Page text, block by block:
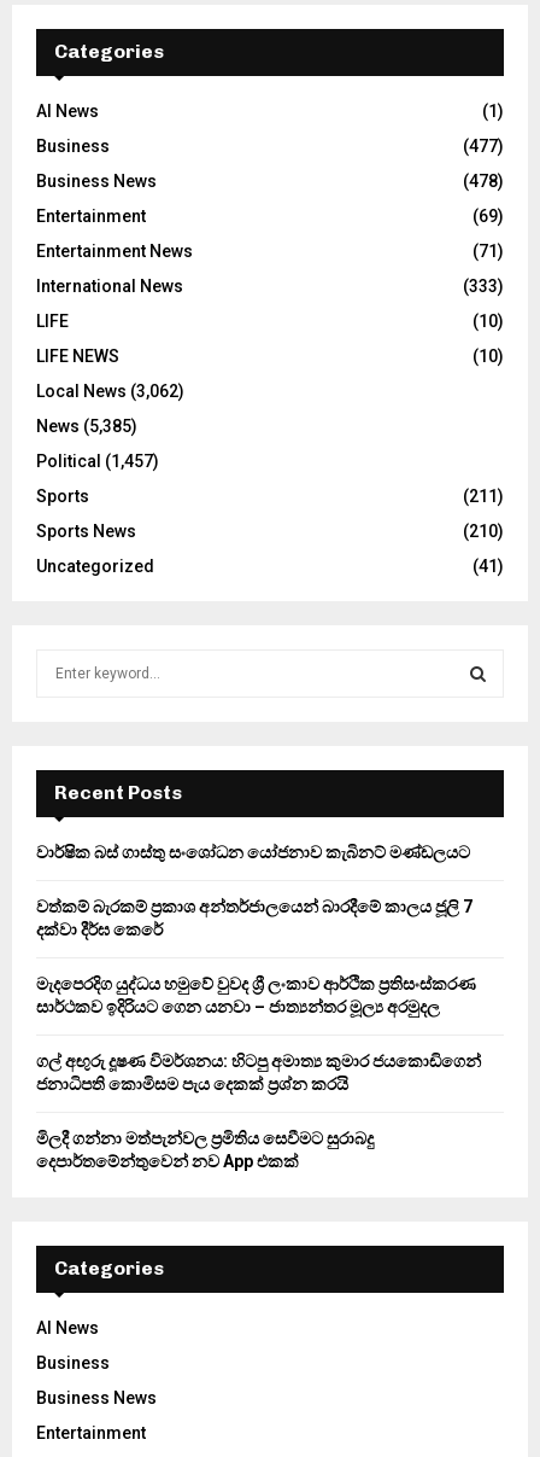
Categories
AI News
(1)
Business
(477)
Business News
(478)
Entertainment
(69)
Entertainment News
(71)
International News
(333)
LIFE
(10)
LIFE NEWS
(10)
Local News (3,062)
News (5,385)
Political (1,457)
Sports
(211)
Sports News
(210)
Uncategorized
(41)
f
r
E
A
Recent Posts
වාර්ෂික බස් ගාස්තු සංශෝධන යෝජනාව කැබිනට් මණ්ඩලයට
වත්කම් බැරකම් ප්‍රකාශ අන්තර්ජාලයෙන් බාරදීමේ කාලය ජූලි 7
දක්වා දීර්ඝ කෙරේ
මැදපෙරදිග යුද්ධය හමුවේ වුවද ශ්‍රී ලංකාව ආර්ථික ප්‍රතිසංස්කරණ
සාර්ථකව ඉදිරියට ගෙන යනවා – ජාත්‍යන්තර මූල්‍ය අරමුදල
ගල් අඟුරු දූෂණ විමර්ශනය: හිටපු අමාත්‍ය කුමාර ජයකොඩිගෙන්
ජනාධිපති කොමිසම පැය දෙකක් ප්‍රශ්න කරයි
මිලදී ගන්නා මත්පැන්වල ප්‍රමිතිය සෙවීමට සුරාබදු
දෙපාර්තමේන්තුවෙන් නව App එකක්
Categories
AI News
Business
Business News
Entertainment